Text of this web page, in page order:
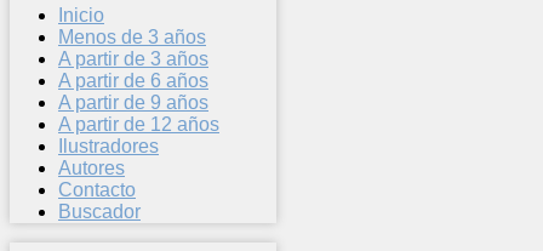
Inicio
Menos de 3 años
A partir de 3 años
A partir de 6 años
A partir de 9 años
A partir de 12 años
Ilustradores
Autores
Contacto
Buscador